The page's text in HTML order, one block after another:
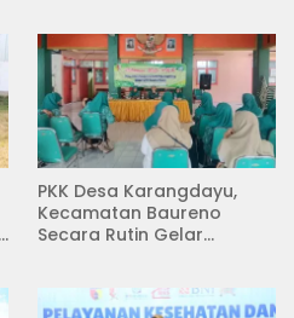
PKK Desa Karangdayu,
Kecamatan Baureno
Secara Rutin Gelar